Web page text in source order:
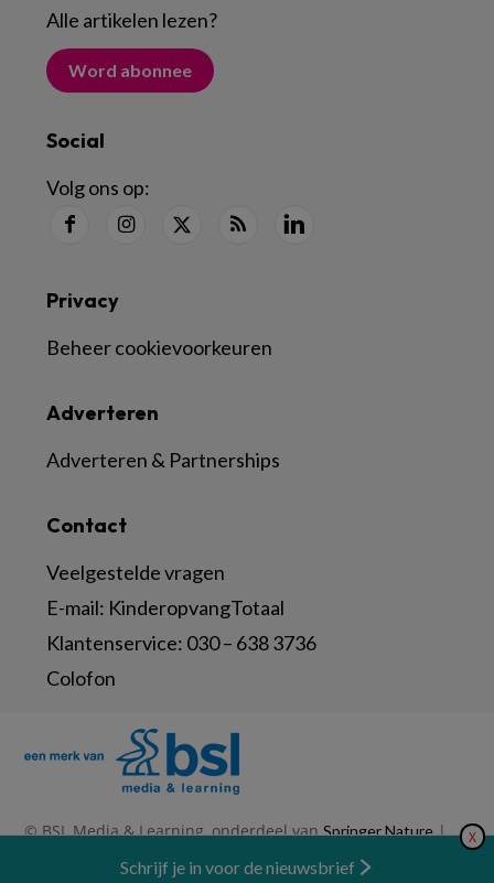
Alle artikelen lezen?
Word abonnee
Social
Volg ons op:
Contact
Veelgestelde vragen
E-mail: KinderopvangTotaal
Klantenservice: 030 – 638 3736
Colofon
Adverteren
Adverteren & Partnerships
Privacy
Beheer cookievoorkeuren
© BSL Media & Learning, onderdeel vanSpringer Nature| X
Schrijf je in voor de nieuwsbrief
Nieuwsbrief Abonneren